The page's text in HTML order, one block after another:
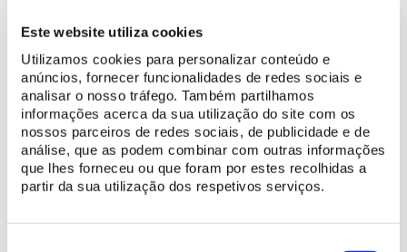
Este website utiliza cookies
Utilizamos cookies para personalizar conteúdo e
anúncios, fornecer funcionalidades de redes sociais e
analisar o nosso tráfego. Também partilhamos
informações acerca da sua utilização do site com os
nossos parceiros de redes sociais, de publicidade e de
análise, que as podem combinar com outras informações
que lhes forneceu ou que foram por estes recolhidas a
partir da sua utilização dos respetivos serviços.
excelência do serviço, a atenção ao detalhe, a eficiência, entre
muitos outros.
Segue-se a fase de votação online, durante a qual tanto os
profissionais da indústria do turismo, como o público em geral,
elegem os seus favoritos.
Os World Luxury Travel Awards foram criados em 2019 para
distinguir as empresas que se destacam pela suaexcelência